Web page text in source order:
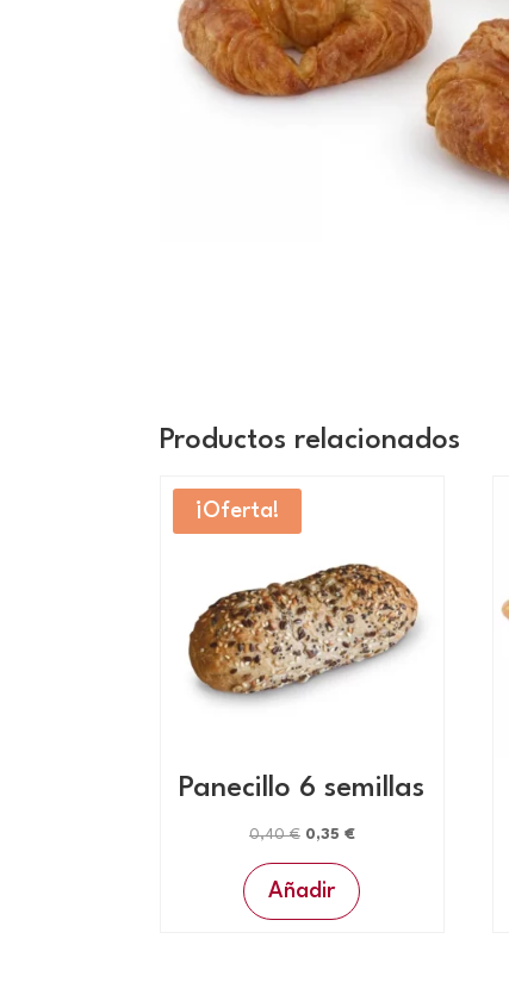
Productos relacionados
¡Oferta!
Panecillo 6 semillas
0,40€ El
precio
original
0,35 €El
actual
Añadir